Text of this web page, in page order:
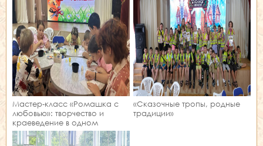
Мастер‑класс «Ромашка с
любовью»: творчество и
краеведение в одном
занятии!
«Сказочные тропы, родные
традиции»